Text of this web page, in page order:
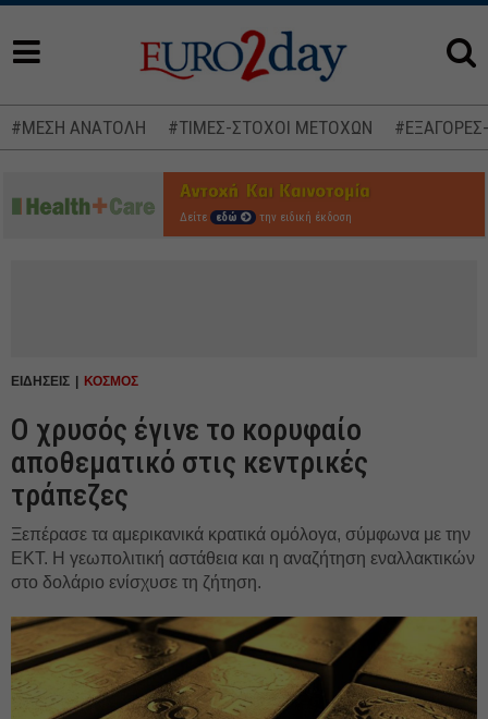
#ΜΕΣΗ ΑΝΑΤΟΛΗ #ΤΙΜΕΣ-ΣΤΟΧΟΙ ΜΕΤΟΧΩΝ
Δείτε εδώ την ειδική έκδοση
ΕΙΔΗΣΕΙΣ ΚΟΣΜΟΣ
Ο χρυσός έγινε το κορυφαίο
αποθεματικό στις κεντρικές
τράπεζες
Ξεπέρασε τα αμερικανικά κρατικά ομόλογα, σύμφωνα με την
ΕΚΤ. Η γεωπολιτική αστάθεια και η αναζήτηση εναλλακτικών
στο δολάριο ενίσχυσε τη ζήτηση.